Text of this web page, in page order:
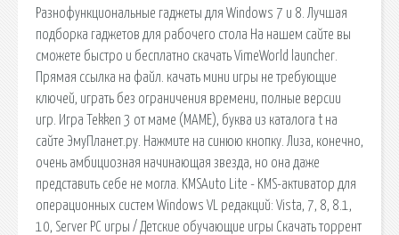
Разнофункциональные гаджеты для Windows 7 и 8. Лучшая
подборка гаджетов для рабочего стола На нашем сайте вы
сможете быстро и бесплатно скачать VimeWorld launcher.
Прямая ссылка на файл. качать мини игры не требующие
ключей, играть без ограничения времени, полные версии
игр. Игра Tekken 3 от маме (MAME), буква из каталога t на
сайте ЭмуПланет.ру. Нажмите на синюю кнопку. Лиза, конечно,
очень амбициозная начинающая звезда, но она даже
представить себе не могла. KMSAuto Lite - KMS-активатор для
операционных систем Windows VL редакций: Vista, 7, 8, 8.1,
10, Server PC игры / Детские обучающие игры Скачать торрент